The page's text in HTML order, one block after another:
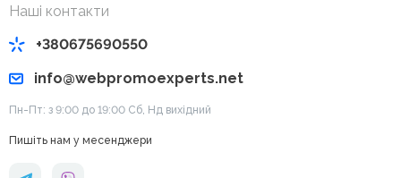
Наші контакти
+380675690550
info@webpromoexperts.net
Пн-Пт: з 9:00 до 19:00 Cб, Нд вихідний
Пишіть нам у месенджери